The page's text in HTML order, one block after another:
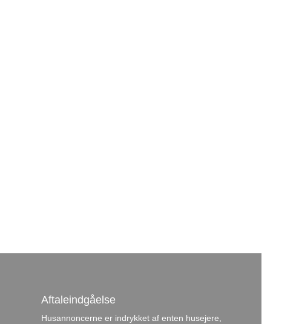
Aftaleindgåelse
Husannoncerne er indrykket af enten husejere,